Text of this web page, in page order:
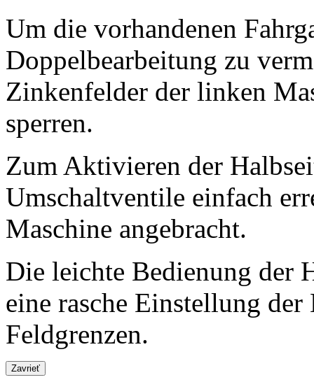
Um die vorhandenen
Doppelbearbeitung zu
Zinkenfelder der linken
sperren.
Zum Aktivieren der
Umschaltventile einfach
Maschine angebracht.
Die leichte Bedienung der
eine rasche Einstellung
Feldgrenzen.
Zavrieť